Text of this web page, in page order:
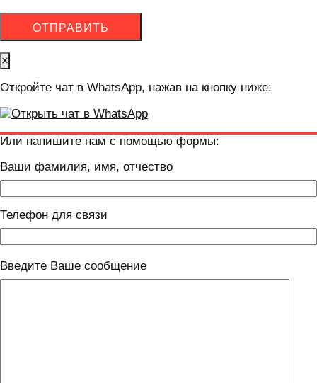
×
Откройте чат в WhatsApp, нажав на кнопку ниже:
Или напишите нам с помощью формы:
Ваши фамилия, имя, отчество
Телефон для связи
Введите Ваше сообщение